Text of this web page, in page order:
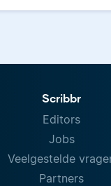
Scribbr
Editors
Jobs
Veelgestelde
Partners